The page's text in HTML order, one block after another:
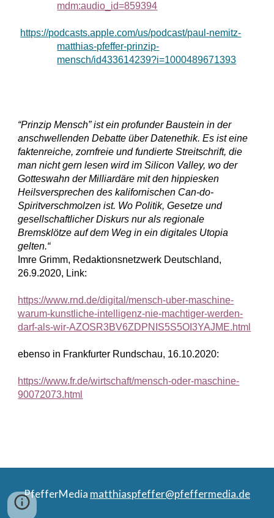
mdm:audio_id=859394
https://podcasts.apple.com/us/podcast/paul-nemitz-
matthias-pfeffer-prinzip-
mensch/id433614239?i=1000489671393
“Prinzip Mensch” ist ein profunder Baustein in der
anschwellenden Debatte über Datenethik. Es ist eine
faktenreiche, zornfreie und fundierte Streitschrift, die
man nicht gern lesen wird im Silicon Valley, wo der
Gotteswahn der Milliardäre mit den hippiesken
Heilsversprechen des kalifornischen Can-do-
Spiritverschmolzen ist. Wo Politik, Gesetze und
gesellschaftlicher Diskurs nur als regionale
Bremsklötze auf dem Weg in ein digitales Utopia
gelten.“
Imre Grimm, Redaktionsnetzwerk Deutschland,
26.9.2020, Link:
https://www.rnd.de/digital/mensch-uber-maschine-
warum-kunstliche-intelligenz-nie-machtiger-werden-
darf-als-wir-AZOSR3BV6ZDPNIS5S5OI3YAJME.html
ebenso in Frankfurter Rundschau, 16.10.2020:
https://www.fr.de/wirtschaft/mensch-oder-maschine-
90072073.html
PfefferMedia matthiaspfeffer@pfeffermedia.de